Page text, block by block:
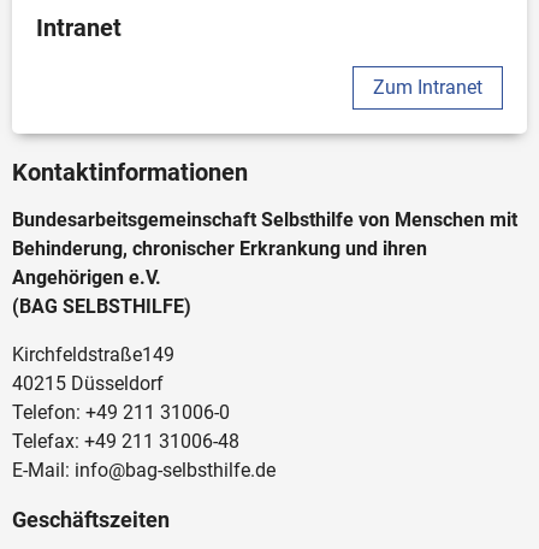
Intranet
Zum Intranet
Kontaktinformationen
Bundesarbeitsgemeinschaft Selbsthilfe von Menschen mit
Behinderung, chronischer Erkrankung und ihren
Angehörigen e.V.
(BAG SELBSTHILFE)
Kirchfeldstraße149
40215 Düsseldorf
Telefon: +49 211 31006-0
Telefax: +49 211 31006-48
E-Mail: info@bag-selbsthilfe.de
Geschäftszeiten